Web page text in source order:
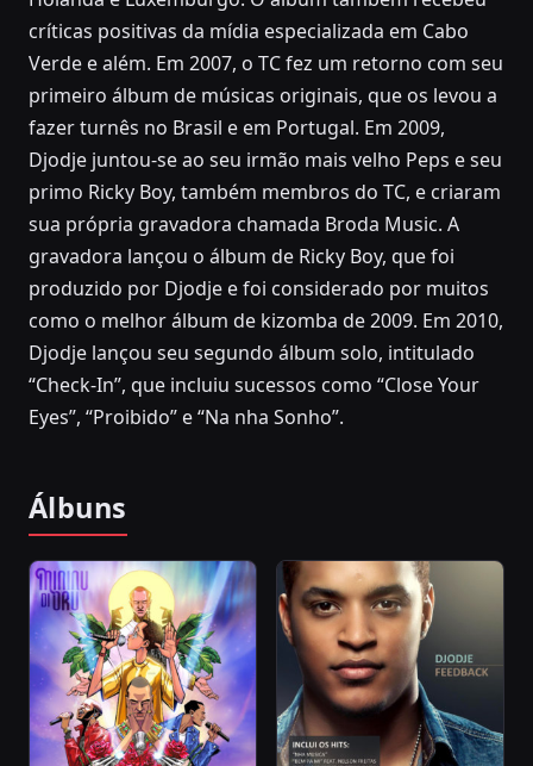
críticas positivas da mídia especializada em Cabo
Verde e além. Em 2007, o TC fez um retorno com seu
primeiro álbum de músicas originais, que os levou a
fazer turnês no Brasil e em Portugal. Em 2009,
Djodje juntou-se ao seu irmão mais velho Peps e seu
primo Ricky Boy, também membros do TC, e criaram
sua própria gravadora chamada Broda Music. A
gravadora lançou o álbum de Ricky Boy, que foi
produzido por Djodje e foi considerado por muitos
como o melhor álbum de kizomba de 2009. Em 2010,
Djodje lançou seu segundo álbum solo, intitulado
“Check-In”, que incluiu sucessos como “Close Your
Eyes”, “Proibido” e “Na nha Sonho”.
Álbuns